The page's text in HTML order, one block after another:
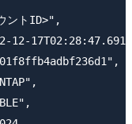
ントID>",
12-